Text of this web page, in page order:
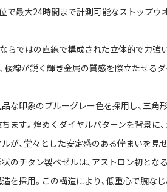
で最大24時間まで計測可能なストップウ
らではの直線で構成された立体的で力強
稜線が鋭く輝き金属の質感を際立たせる
な印象のブルーグレー色を採用し、三角
ます。煌めくダイヤルパターンを背景に
が、堂々とした安定感のある佇まいを見
のチタン製ベゼルは、アストロン初とな
を採用。この構造により、低重心で腕な